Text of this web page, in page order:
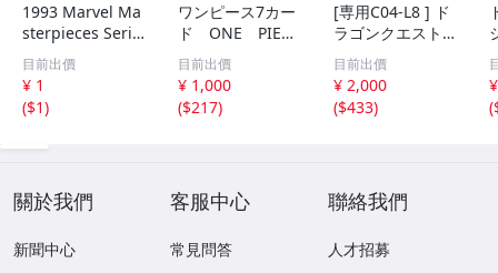
1993 Marvel Ma
sterpieces Serie
s 1 ほぼコンプリ
ート(#31抜け)+ S
1-S4スペクトラ
付き
目前出價
¥ 1
($1)
ワンピース7カー
ド ONE PIECE
CARD 週刊少
年ジャンプ45
号・46号 特別
限定とじ込み付
目前出價
¥ 1,000
($217)
[専用C04-L8 ] ド
ラゴンクエスト
アベル伝説 87 戦
士デイジィ 当時
物 カードダス キ
ラ プリズム BAN
目前出價
¥ 2,000
($433)
(
關於我們
新聞中心
客服中心
常見問答
聯絡我們
人才招募